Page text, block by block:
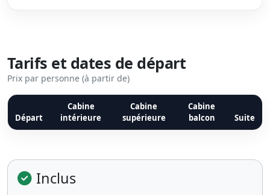
Tarifs et dates de départ
Prix par personne (à partir de)
Départ
Cabine
intérieure
Cabine
supérieure
Cabine
balcon
Suite
Inclus